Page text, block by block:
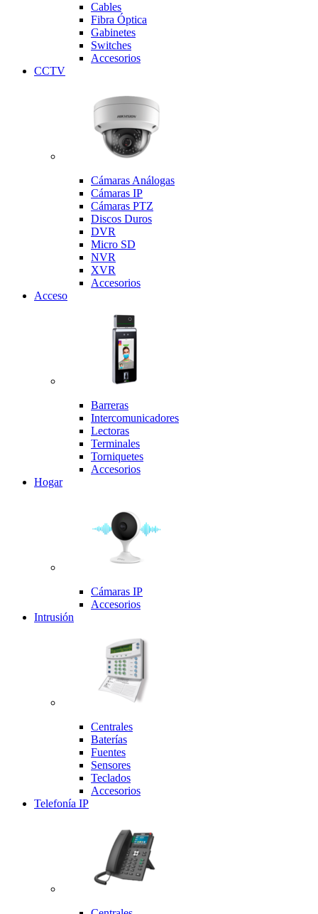
Cables
Fibra Óptica
Gabinetes
Switches
Accesorios
CCTV
Cámaras Análogas
Cámaras IP
Cámaras PTZ
Discos Duros
DVR
Micro SD
NVR
XVR
Accesorios
Acceso
Barreras
Intercomunicadores
Lectoras
Terminales
Torniquetes
Accesorios
Hogar
Cámaras IP
Accesorios
Intrusión
Centrales
Baterías
Fuentes
Sensores
Teclados
Accesorios
Telefonía IP